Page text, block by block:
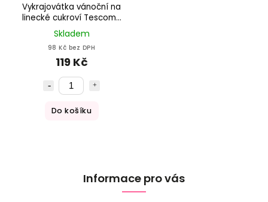
Vykrajovátka vánoční na
linecké cukroví Tescoma
DELÍCIA, 8 ks
Skladem
98 Kč bez DPH
119 Kč
Do košíku
Informace pro vás